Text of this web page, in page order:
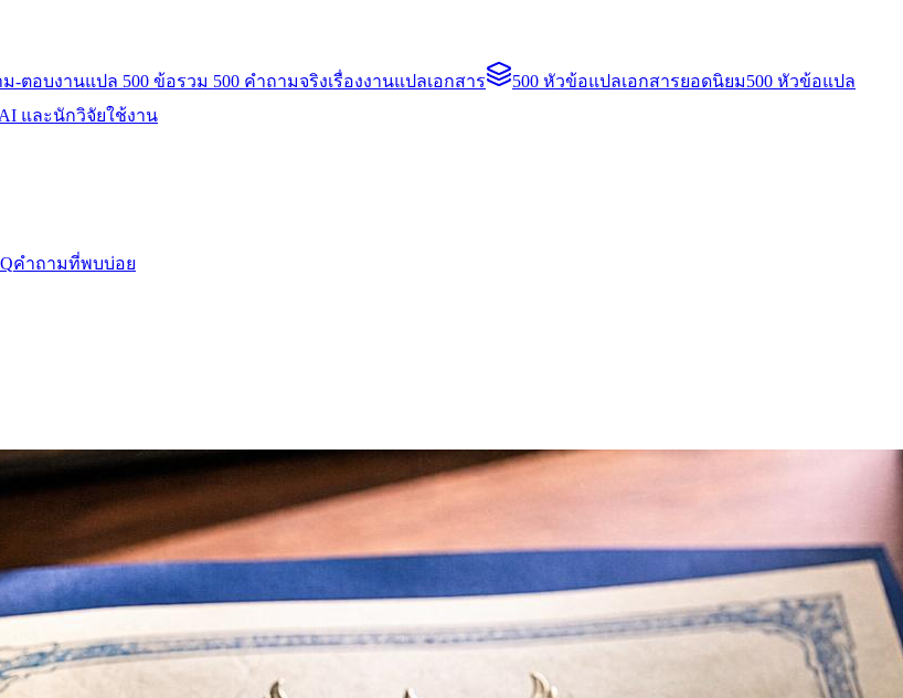
ม-ตอบงานแปล 500 ข้อรวม 500 คำถามจริงเรื่องงานแปลเอกสาร 500 หัวข้อแปลเอกสารยอดนิยม500 หัวข้อแปล
AI และนักวิจัยใช้งาน
คำถามที่พบบ่อย